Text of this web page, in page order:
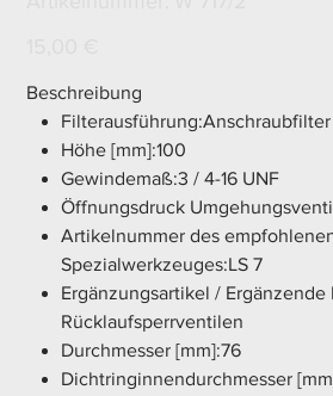
Beschreibung
Filterausführung:Anschraubfilter
Höhe [mm]:100
Gewindemaß:3 / 4-16 UNF
Öffnungsdruck
Artikelnummer des
Spezialwerkzeuges:LS 7
Ergänzungsartikel /
Rücklaufsperrventilen
Durchmesser [mm]:76
Dichtringinnendurchmesser